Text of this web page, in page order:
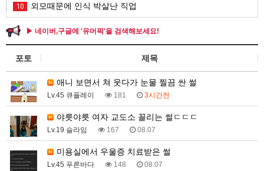
10 외모때문에 인식 박살난 직업
▶ 네이버,구글에 '유머픽'을 검색해보세요!
포토 제목
애니 보면서 쳐 웃다가 눈물 찔끔 싼 썰
Lv.45 큐플레이 181 3시간전
야릇야릇 여자 교도소 꼴리는 썰ㄷㄷㄷ
Lv.19 슬라임 167 08.07
미용실에서 우울증 치료받은 썰
Lv.45 푸른바다 148 08.07